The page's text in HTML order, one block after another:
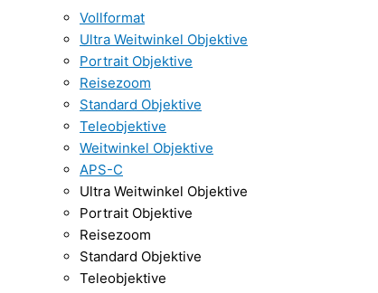
Vollformat
Ultra Weitwinkel Objektive
Portrait Objektive
Reisezoom
Standard Objektive
Teleobjektive
Weitwinkel Objektive
APS-C
Ultra Weitwinkel Objektive
Portrait Objektive
Reisezoom
Standard Objektive
Teleobjektive